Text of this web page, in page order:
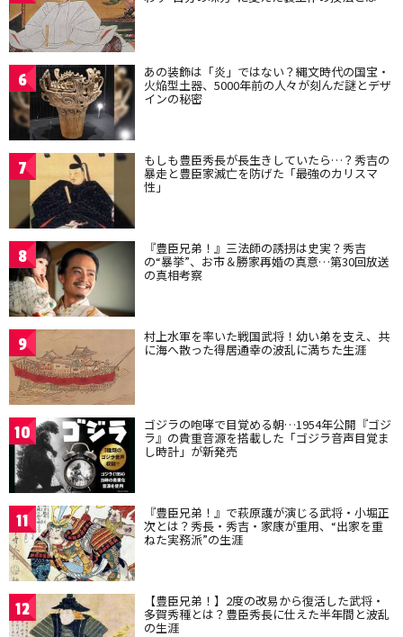
6 あの装飾は「炎」ではない？縄文時代の国宝・
火焔型土器、5000年前の人々が刻んだ謎とデザ
インの秘密
7 もしも豊臣秀長が長生きしていたら…？秀吉の
暴走と豊臣家滅亡を防げた「最強のカリスマ
性」
8 『豊臣兄弟！』三法師の誘拐は史実？秀吉
の“暴挙”、お市＆勝家再婚の真意…第30回放送
の真相考察
9 村上水軍を率いた戦国武将！幼い弟を支え、共
に海へ散った得居通幸の波乱に満ちた生涯
10 ゴジラの咆哮で目覚める朝…1954年公開『ゴジ
ラ』の貴重音源を搭載した「ゴジラ音声目覚ま
し時計」が新発売
11 『豊臣兄弟！』で萩原護が演じる武将・小堀正
次とは？秀長・秀吉・家康が重用、“出家を重
ねた実務派”の生涯
12 【豊臣兄弟！】2度の改易から復活した武将・
多賀秀種とは？豊臣秀長に仕えた半年間と波乱
の生涯